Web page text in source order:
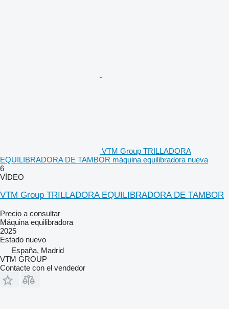
VTM Group TRILLADORA
EQUILIBRADORA DE TAMBOR máquina equilibradora nueva
6
VÍDEO
VTM Group TRILLADORA EQUILIBRADORA DE TAMBOR
Precio a consultar
Máquina equilibradora
2025
Estado nuevo
España, Madrid
VTM GROUP
Contacte con el vendedor